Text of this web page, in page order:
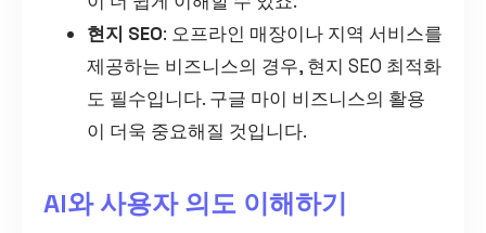
현지 SEO: 오프라인 매장이나 지역 서비스를
제공하는 비즈니스의 경우, 현지 SEO 최적화
도 필수입니다. 구글 마이 비즈니스의 활용
이 더욱 중요해질 것입니다.
AI와 사용자 의도 이해하기